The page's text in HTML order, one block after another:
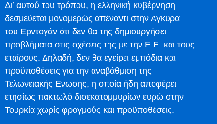
Δι’ αυτού του τρόπου, η ελληνική κυβέρνηση
δεσμεύεται μονομερώς απέναντι στην Αγκυρα
του Ερντογάν ότι δεν θα της δημιουργήσει
προβλήματα στις σχέσεις της με την Ε.Ε. και τους
εταίρους. Δηλαδή, δεν θα εγείρει εμπόδια και
προϋποθέσεις για την αναβάθμιση της
Τελωνειακής Ενωσης, η οποία ήδη αποφέρει
ετησίως πακτωλό δισεκατομμυρίων ευρώ στην
Τουρκία χωρίς φραγμούς και προϋποθέσεις.